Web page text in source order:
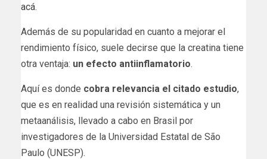
acá.
Además de su popularidad en cuanto a mejorar el
rendimiento físico, suele decirse que la creatina tiene
otra ventaja: un efecto antiinflamatorio.
Aquí es donde cobra relevancia el citado estudio,
que es en realidad una revisión sistemática y un
metaanálisis, llevado a cabo en Brasil por
investigadores de la Universidad Estatal de São
Paulo (UNESP).